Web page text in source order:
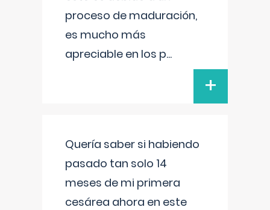
proceso de maduración,
es mucho más
apreciable en los p...
+
Quería saber si habiendo
pasado tan solo 14
meses de mi primera
cesárea ahora en este